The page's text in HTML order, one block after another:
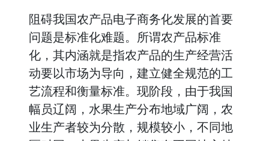
阻碍我国农产品电子商务化发展的首要
问题是标准化难题。所谓农产品标准
化，其内涵就是指农产品的生产经营活
动要以市场为导向，建立健全规范的工
艺流程和衡量标准。现阶段，由于我国
幅员辽阔，水果生产分布地域广阔，农
业生产者较为分散，规模较小，不同地